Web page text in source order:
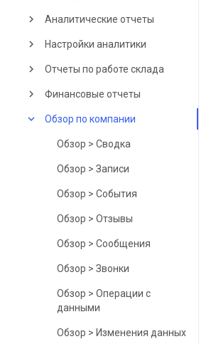
keyboard_arrow_right Аналитические отчеты
keyboard_arrow_right Настройки аналитики
keyboard_arrow_right Отчеты по работе склада
keyboard_arrow_right Финансовые отчеты
keyboard_arrow_down Обзор по компании
Обзор > Сводка
Обзор > Записи
Обзор > События
Обзор > Отзывы
Обзор > Сообщения
Обзор > Звонки
Обзор > Операции с
данными
Обзор > Изменения данных